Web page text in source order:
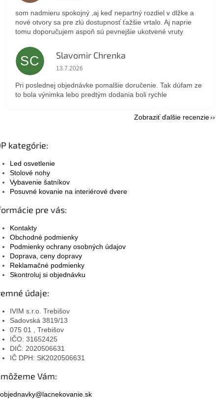
som nadmieru spokojný ,aj keď nepartný rozdiel v dlžke a
nové otvory sa pre zlú dostupnosť ťažšie vrtalo. Aj naprie
tomu doporučujem aspoň sú pevnejšie ukotvené vruty
SC Slavomir Chrenka
Hodnotenie obchodu je 5 z 5 hviezdičiek.
13.7.2026
Pri poslednej objednávke pomalšie doručenie. Tak dúfam ze
to bola výnimka lebo predtým dodania boli rychle
Zobraziť ďalšie recenzie
kategórie:
Led osvetlenie
Stolové nohy
Vybavenie šatníkov
Posuvné kovanie na interiérové dvere
pre vás:
Kontakty
Obchodné podmienky
Podmienky ochrany osobných údajov
Doprava, ceny dopravy
Reklamačné podmienky
Skontroluj si objednávku
údaje:
IVIM s.r.o. Trebišov
Sadovská 3819/13
075 01 , Trebišov
IČO: 31652425
DIČ: 2020506631
IČ DPH: SK2020506631
Vám:
objednavky@lacnekovanie.sk